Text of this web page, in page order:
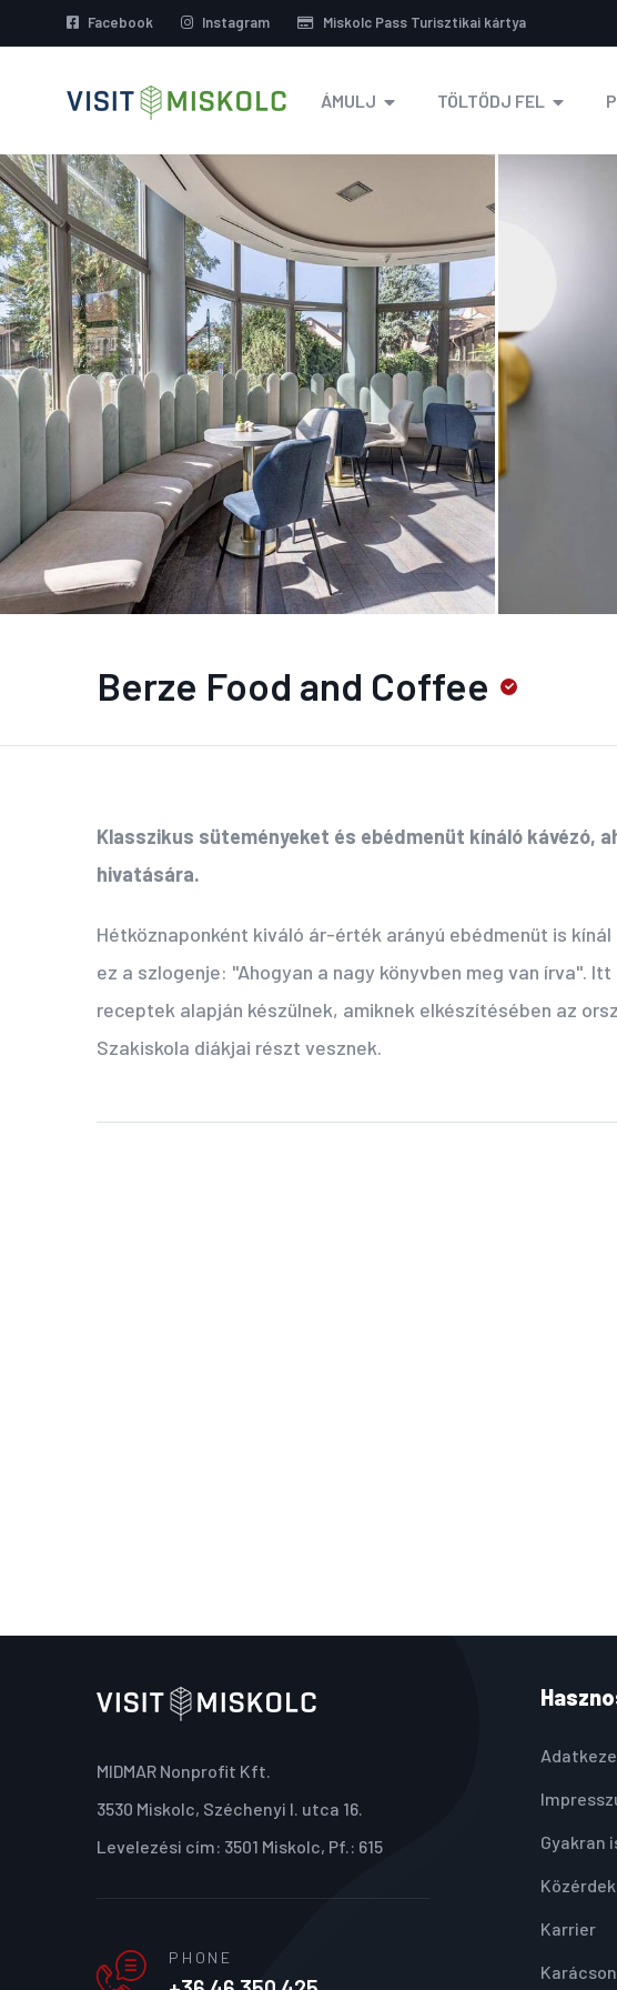
Facebook Instagram Miskolc Pass Turisztikai kártya
ÁMULJ TÖLTŐDJ FEL
Berze Food and Coffee
Klasszikus süteményeket és ebédmenüt kínáló kávézó,
hivatására.
Hétköznaponként kiváló ár-érték arányú ebédmenüt is
ez a szlogenje: "Ahogyan a nagy könyvben meg van írva".
receptek alapján készülnek, amiknek elkészítésében az
Szakiskola diákjai részt vesznek.
MIDMAR Nonprofit Kft.
3530 Miskolc, Széchenyi I. utca 16.
Levelezési cím: 3501 Miskolc, Pf.: 615
PHONE
Gyakran
Karrier